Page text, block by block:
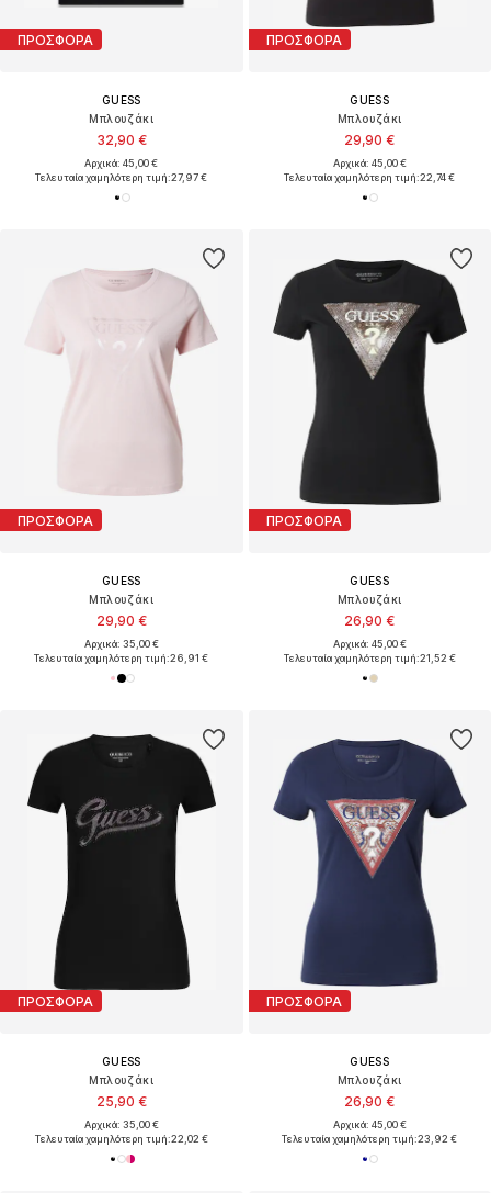
ΠΡΟΣΦΟΡΑ
GUESS
Μπλουζάκι
32,90 €
Αρχικά: 45,00 €
Τελευταία χαμηλότερη τιμή:27,97 €
ΠΡΟΣΦΟΡΑ
GUESS
Μπλουζάκι
29,90 €
Αρχικά: 45,00 €
Τελευταία χαμηλότερη τιμή:22,74 €
ΠΡΟΣΦΟΡΑ
GUESS
Μπλουζάκι
29,90 €
Αρχικά: 35,00 €
Τελευταία χαμηλότερη τιμή:26,91 €
ΠΡΟΣΦΟΡΑ
GUESS
Μπλουζάκι
26,90 €
Αρχικά: 45,00 €
Τελευταία χαμηλότερη τιμή:21,52 €
ΠΡΟΣΦΟΡΑ
GUESS
Μπλουζάκι
25,90 €
Αρχικά: 35,00 €
Τελευταία χαμηλότερη τιμή:22,02 €
ΠΡΟΣΦΟΡΑ
GUESS
Μπλουζάκι
26,90 €
Αρχικά: 45,00 €
Τελευταία χαμηλότερη τιμή:23,92 €